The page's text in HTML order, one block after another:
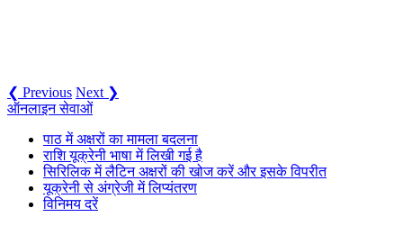
❮ Previous Next ❯
ऑनलाइन सेवाओं
पाठ में अक्षरों का मामला बदलना
राशि यूक्रेनी भाषा में लिखी गई है
सिरिलिक में लैटिन अक्षरों की खोज करें और इसके विपरीत
यूक्रेनी से अंग्रेजी में लिप्यंतरण
विनिमय दरें